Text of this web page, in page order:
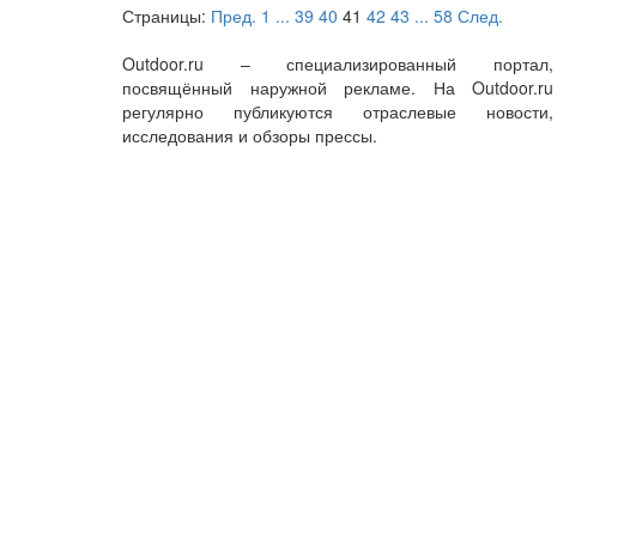
Страницы: Пред. 1 ... 39 40 41 42 43 ... 58 След.
Outdoor.ru – специализированный портал,
посвящённый наружной рекламе. На Outdoor.ru
регулярно публикуются отраслевые новости,
исследования и обзоры прессы.